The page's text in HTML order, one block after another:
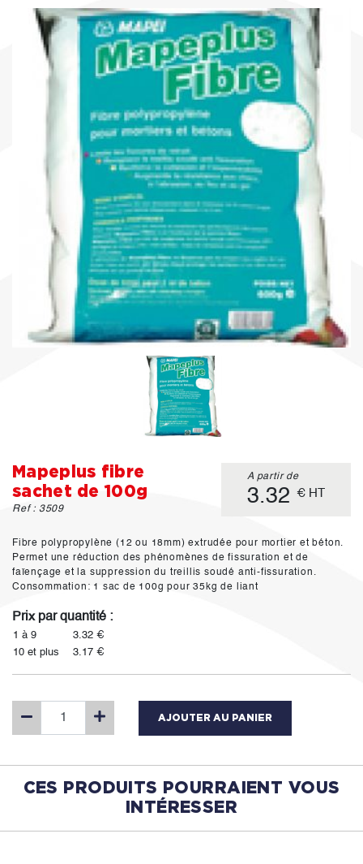
A partir de
3.32 € HT
Mapeplus fibre
sachet de 100g
Ref : 3509
Fibre polypropylène (12 ou 18mm) extrudée pour mortier et béton.
Permet une réduction des phénomènes de fissuration et de
faïençage et la suppression du treillis soudé anti-fissuration.
Consommation: 1 sac de 100g pour 35kg de liant
Prix par quantité :
1 à 9
3.32 €
10 et plus
3.17 €
AJOUTER AU PANIER
CES PRODUITS POURRAIENT VOUS
INTÉRESSER